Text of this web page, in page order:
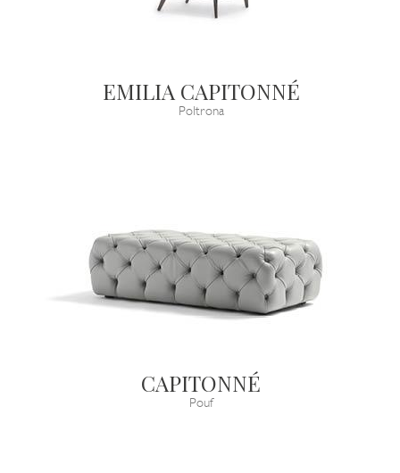
EMILIA CAPITONNÉ
Poltrona
CAPITONNÉ
Pouf